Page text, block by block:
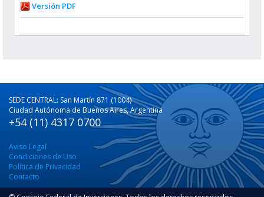
Versión PDF
SEDE CENTRAL: San Martín 871 (1004)
Ciudad Autónoma de Buenos Aires, Argentina
+54 (11) 4317 0700
Aviso Legal
Condiciones de Uso
Política de Privacidad
Contacto